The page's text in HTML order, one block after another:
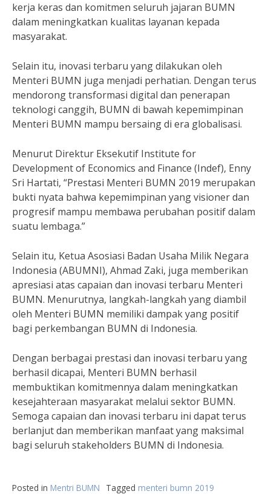
kerja keras dan komitmen seluruh jajaran BUMN
dalam meningkatkan kualitas layanan kepada
masyarakat.
Selain itu, inovasi terbaru yang dilakukan oleh
Menteri BUMN juga menjadi perhatian. Dengan terus
mendorong transformasi digital dan penerapan
teknologi canggih, BUMN di bawah kepemimpinan
Menteri BUMN mampu bersaing di era globalisasi.
Menurut Direktur Eksekutif Institute for
Development of Economics and Finance (Indef), Enny
Sri Hartati, “Prestasi Menteri BUMN 2019 merupakan
bukti nyata bahwa kepemimpinan yang visioner dan
progresif mampu membawa perubahan positif dalam
suatu lembaga.”
Selain itu, Ketua Asosiasi Badan Usaha Milik Negara
Indonesia (ABUMNI), Ahmad Zaki, juga memberikan
apresiasi atas capaian dan inovasi terbaru Menteri
BUMN. Menurutnya, langkah-langkah yang diambil
oleh Menteri BUMN memiliki dampak yang positif
bagi perkembangan BUMN di Indonesia.
Dengan berbagai prestasi dan inovasi terbaru yang
berhasil dicapai, Menteri BUMN berhasil
membuktikan komitmennya dalam meningkatkan
kesejahteraan masyarakat melalui sektor BUMN.
Semoga capaian dan inovasi terbaru ini dapat terus
berlanjut dan memberikan manfaat yang maksimal
bagi seluruh stakeholders BUMN di Indonesia.
Posted in Mentri BUMN Tagged menteri bumn 2019